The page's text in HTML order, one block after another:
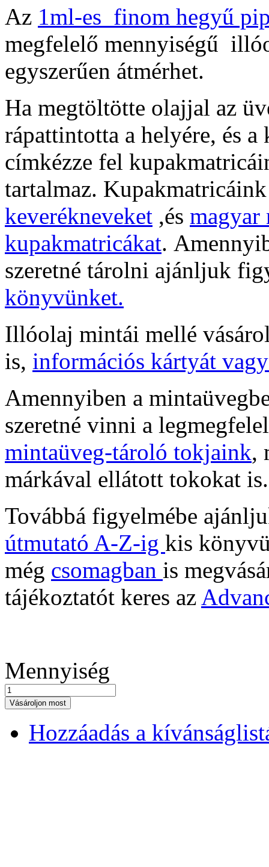
Az 1ml-es finom hegyű
megfelelő mennyiségű
egyszerűen átmérhet.
Ha megtöltötte olajjal az
rápattintotta a helyére, és
címkézze fel
tartalmaz.
keverékneveket ,és magyar
kupakmatricákat.
szeretné tárolni ajánljuk
könyvünket.
Illóolaj mintái mellé
is, információs kártyát
Amennyiben a
szeretné vinni a
mintaüveg-tároló tokjaink,
márkával ellátott tokokat
Továbbá figyelmébe
útmutató A-Z-ig kis
még csomagban is
tájékoztatót keres az
Mennyiség
Vásároljon most
Hozzáadás a